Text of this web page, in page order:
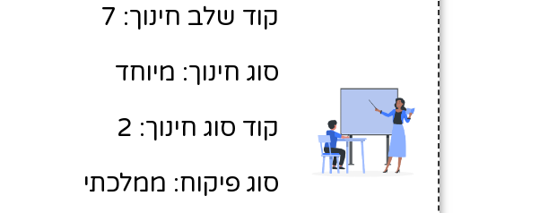
קוד שלב חינוך: 7
סוג חינוך: מיוחד
קוד סוג חינוך: 2
סוג פיקוח: ממלכתי